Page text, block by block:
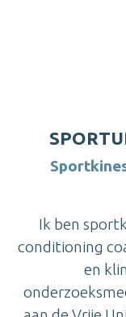
Ik ben
conditioning
en